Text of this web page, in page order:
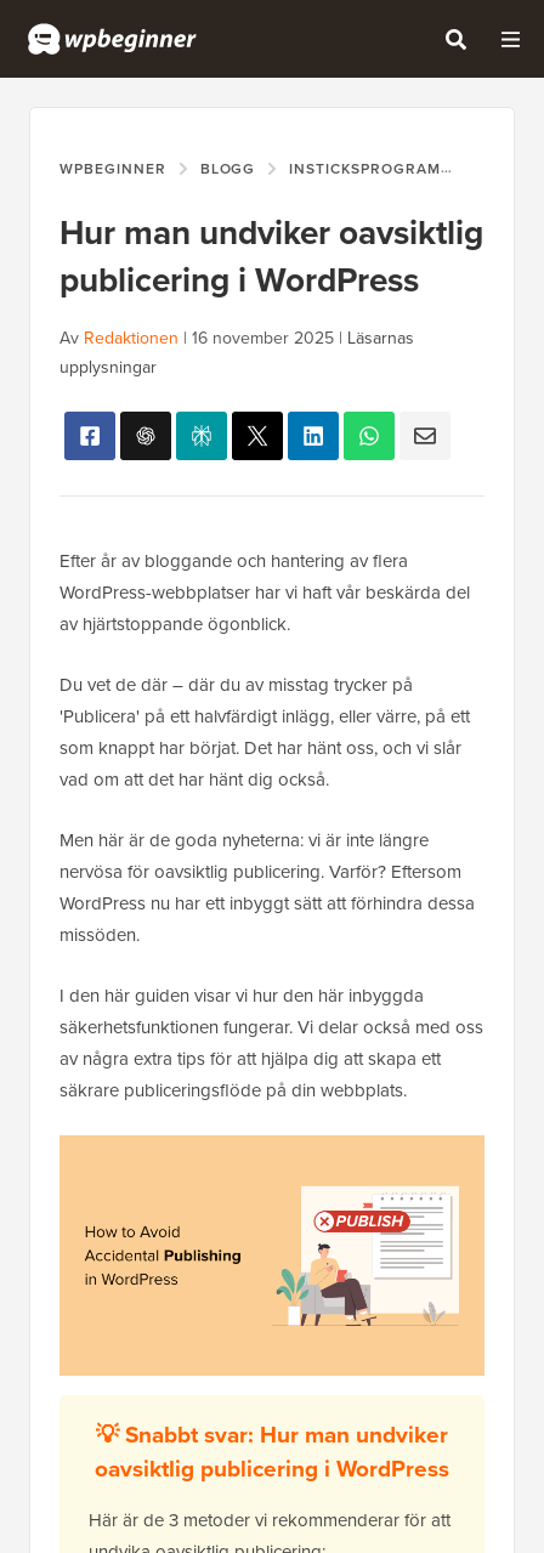
WPBEGINNER BLOGG INSTICKSPROGRAM
Hur man undviker oavsiktlig
publicering i WordPress
Av Redaktionen | 16 november 2025 | Läsarnas
upplysningar
Efter år av bloggande och hantering av flera
WordPress-webbplatser har vi haft vår beskärda del
av hjärtstoppande ögonblick.
Du vet de där – där du av misstag trycker på
'Publicera' på ett halvfärdigt inlägg, eller värre, på ett
som knappt har börjat. Det har hänt oss, och vi slår
vad om att det har hänt dig också.
Men här är de goda nyheterna: vi är inte längre
nervösa för oavsiktlig publicering. Varför? Eftersom
WordPress nu har ett inbyggt sätt att förhindra dessa
missöden.
I den här guiden visar vi hur den här inbyggda
säkerhetsfunktionen fungerar. Vi delar också med oss
av några extra tips för att hjälpa dig att skapa ett
säkrare publiceringsflöde på din webbplats.
💡 Snabbt svar: Hur man undviker
oavsiktlig publicering i WordPress
Här är de 3 metoder vi rekommenderar för att